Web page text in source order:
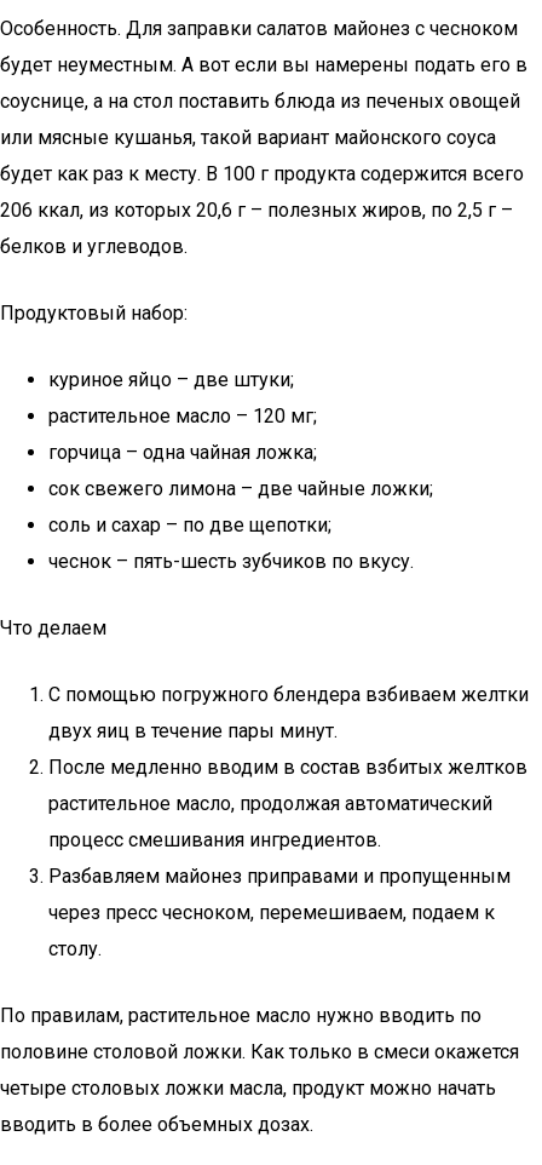
Особенность. Для заправки салатов майонез с чесноком
будет неуместным. А вот если вы намерены подать его в
соуснице, а на стол поставить блюда из печеных овощей
или мясные кушанья, такой вариант майонского соуса
будет как раз к месту. В 100 г продукта содержится всего
206 ккал, из которых 20,6 г – полезных жиров, по 2,5 г –
белков и углеводов.
Продуктовый набор:
куриное яйцо – две штуки;
растительное масло – 120 мг;
горчица – одна чайная ложка;
сок свежего лимона – две чайные ложки;
соль и сахар – по две щепотки;
чеснок – пять-шесть зубчиков по вкусу.
Что делаем
С помощью погружного блендера взбиваем желтки
двух яиц в течение пары минут.
После медленно вводим в состав взбитых желтков
растительное масло, продолжая автоматический
процесс смешивания ингредиентов.
Разбавляем майонез приправами и пропущенным
через пресс чесноком, перемешиваем, подаем к
столу.
По правилам, растительное масло нужно вводить по
половине столовой ложки. Как только в смеси окажется
четыре столовых ложки масла, продукт можно начать
вводить в более объемных дозах.